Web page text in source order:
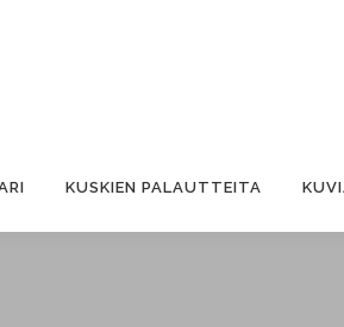
KUSKIEN PALAUTTEITA